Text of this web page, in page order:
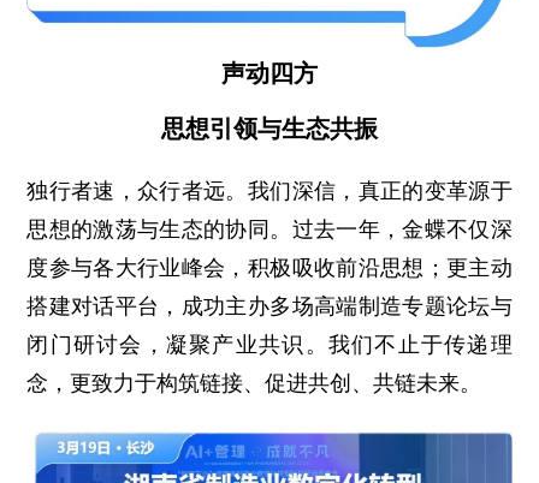
声动四方
思想引领与生态共振
独行者速，众行者远。我们深信，真正的变革源于
思想的激荡与生态的协同。过去一年，金蝶不仅深
度参与各大行业峰会，积极吸收前沿思想；更主动
搭建对话平台，成功主办多场高端制造专题论坛与
闭门研讨会，凝聚产业共识。我们不止于传递理
念，更致力于构筑链接、促进共创、共链未来。